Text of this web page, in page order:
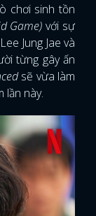
chơi sinh tồn
Game) với sự
Jung Jae và
từng gây ấn
sẽ vừa làm
lần này.